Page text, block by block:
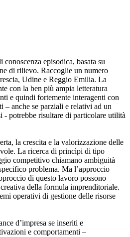
episodica, basata su
di rilievo. Raccoglie un numero
Udine e Reggio Emilia. La
con la ben più ampia letteratura
e quindi fortemente interagenti con
– anche se parziali e relativi ad un
- potrebbe risultare di particolare utilità
la crescita e la valorizzazione delle
La ricerca di princìpi di tipo
competitivo chiamano ambiguità
problema. Ma l’approccio
di questo lavoro possono
della formula imprenditoriale.
operativi di gestione delle risorse
d’impresa se inseriti e
e comportamenti –